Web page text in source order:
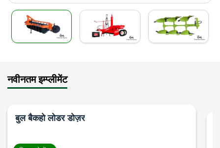
नवीनतम इम्प्लीमेंट
बुल बैकहो लोडर डोज़र